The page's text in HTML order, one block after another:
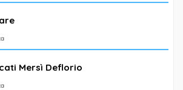
Mersì Deflorio